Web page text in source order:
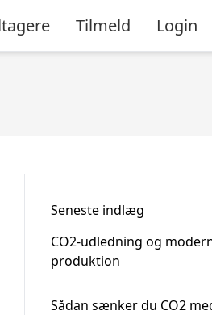
Tilmeld Login
Seneste indlæg
CO2-udledning og
produktion
Sådan sænker du CO2